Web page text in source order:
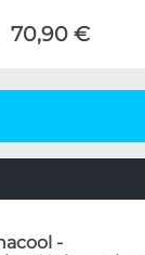
70,90 €
-